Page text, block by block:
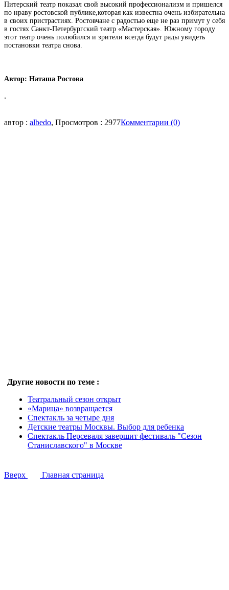
Питерский театр показал свой высокий профессионализм и пришелся
по нраву ростовской публике,которая как известна очень избирательна
в своих пристрастиях. Ростовчане с радостью еще не раз примут у себя
в гостях Санкт-Петербургский театр «Мастерская». Южному городу
этот театр очень полюбился и зрители всегда будут рады увидеть
постановки театра снова.
Автор: Наташа Ростова
.
автор : albedo, Просмотров : 2977Комментарии (0)
Другие новости по теме :
Театральный сезон открыт
«Марица» возвращается
Спектакль за четыре дня
Детские театры Москвы. Выбор для ребенка
Спектакль Персеваля завершит фестиваль "Сезон
Станиславского" в Москве
Вверх Главная страница